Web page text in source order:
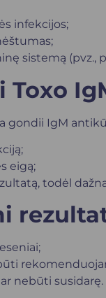
infekcijos;
sistemą (pvz.,
Toxo
gondii IgM
eigą;
todėl
nebūti susidarę.